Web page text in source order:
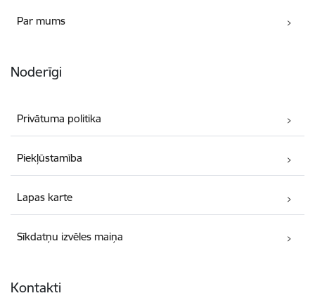
Par mums
Noderīgi
Privātuma politika
Piekļūstamība
Lapas karte
Sīkdatņu izvēles maiņa
Kontakti